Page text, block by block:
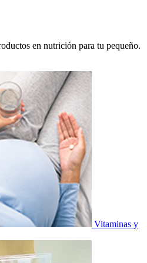
en nutrición para tu pequeño.
Vitaminas y